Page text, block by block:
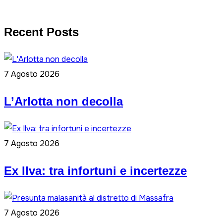
Recent Posts
7 Agosto 2026
L’Arlotta non decolla
7 Agosto 2026
Ex Ilva: tra infortuni e incertezze
7 Agosto 2026